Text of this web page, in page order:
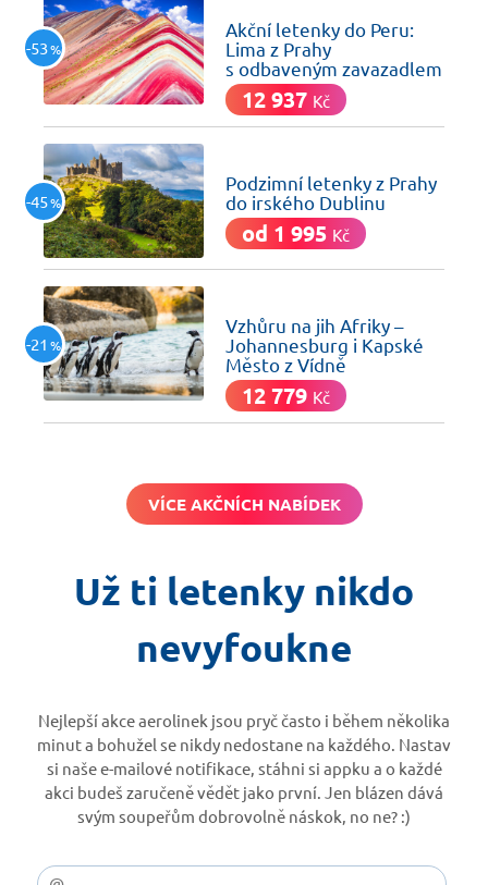
-53%
Akční letenky do Peru:
Lima z Prahy
s odbaveným zavazadlem
12 937 Kč
-45%
Podzimní letenky z Prahy
do irského Dublinu
od 1 995 Kč
-21 %
Vzhůru na jih Afriky –
Johannesburg i Kapské
Město z Vídně
12 779 Kč
VÍCE AKČNÍCH NABÍDEK
Už ti letenky nikdo
nevyfoukne
Nejlepší akce aerolinek jsou pryč často i během několika
minut a bohužel se nikdy nedostane na každého. Nastav
si naše e-mailové notifikace, stáhni si appku a o každé
akci budeš zaručeně vědět jako první. Jen blázen dává
svým soupeřům dobrovolně náskok, no ne? :)